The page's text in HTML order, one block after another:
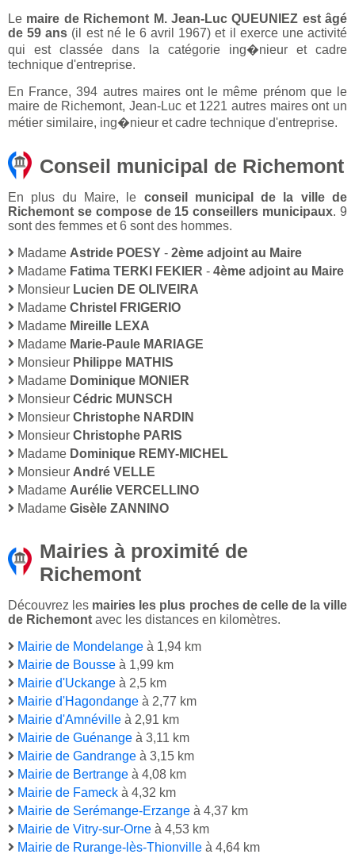
Le maire de Richemont M. Jean-Luc QUEUNIEZ est âgé
de 59 ans (il est né le 6 avril 1967) et il exerce une activité
qui est classée dans la catégorie ing�nieur et cadre
technique d'entreprise.
En France, 394 autres maires ont le même prénom que le
maire de Richemont, Jean-Luc et 1221 autres maires ont un
métier similaire, ing�nieur et cadre technique d'entreprise.
Conseil municipal de Richemont
En plus du Maire, le conseil municipal de la ville de
Richemont se compose de 15 conseillers municipaux. 9
sont des femmes et 6 sont des hommes.
Madame Astride POESY - 2ème adjoint au Maire
Madame Fatima TERKI FEKIER - 4ème adjoint au Maire
Monsieur Lucien DE OLIVEIRA
Madame Christel FRIGERIO
Madame Mireille LEXA
Madame Marie-Paule MARIAGE
Monsieur Philippe MATHIS
Madame Dominique MONIER
Monsieur Cédric MUNSCH
Monsieur Christophe NARDIN
Monsieur Christophe PARIS
Madame Dominique REMY-MICHEL
Monsieur André VELLE
Madame Aurélie VERCELLINO
Madame Gisèle ZANNINO
Mairies à proximité de
Richemont
Découvrez les mairies les plus proches de celle de la ville
de Richemont avec les distances en kilomètres.
Mairie de Mondelange à 1,94 km
Mairie de Bousse à 1,99 km
Mairie d'Uckange à 2,5 km
Mairie d'Hagondange à 2,77 km
Mairie d'Amnéville à 2,91 km
Mairie de Guénange à 3,11 km
Mairie de Gandrange à 3,15 km
Mairie de Bertrange à 4,08 km
Mairie de Fameck à 4,32 km
Mairie de Serémange-Erzange à 4,37 km
Mairie de Vitry-sur-Orne à 4,53 km
Mairie de Rurange-lès-Thionville à 4,64 km